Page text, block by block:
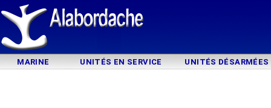
MARINE UNITÉS EN SERVICE UNITÉS DÉSARMÉES